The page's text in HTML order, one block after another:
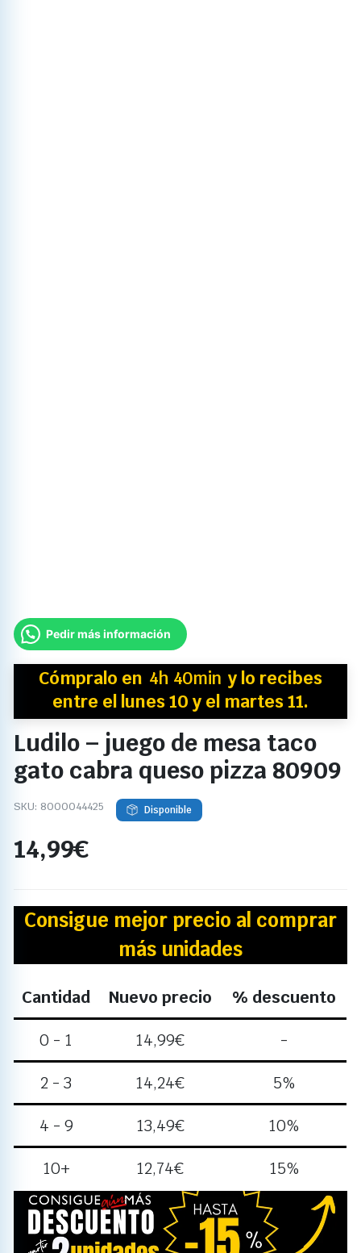
Pedir más información
Cómpralo en 4h 40min y lo recibes
entre el lunes 10 y el martes 11.
Ludilo – juego de mesa taco
gato cabra queso pizza 80909
SKU: 8000044425 Disponible
14,99€
Consigue mejor precio al comprar
más unidades
Cantidad Nuevo precio % descuento
0 - 1 14,99€ -
2 - 3 14,24€ 5%
4 - 9 13,49€ 10%
10+ 12,74€ 15%